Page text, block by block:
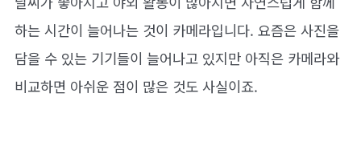
하는 시간이 늘어나는 것이 카메라입니다. 요즘은 사진을
담을 수 있는 기기들이 늘어나고 있지만 아직은 카메라와
비교하면 아쉬운 점이 많은 것도 사실이죠.